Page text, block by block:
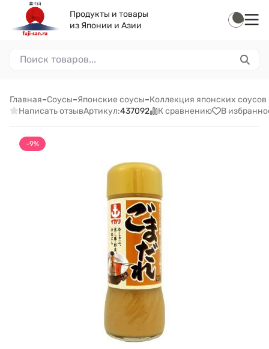
Продукты и товары
из Японии и Азии
Главная–Соусы–Японские соусы–Коллекция японских соусов
Написать отзывАртикул:437092 К сравнению В
-9%